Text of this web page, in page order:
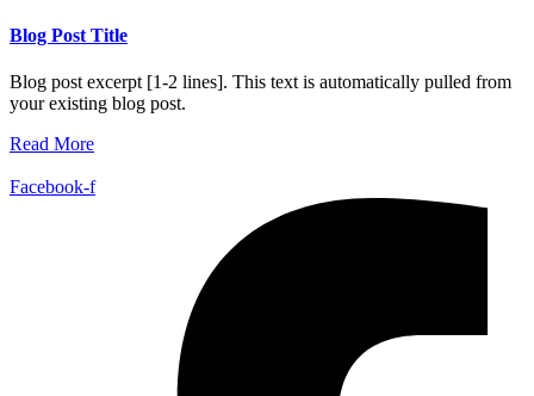
Blog Post Title
Blog post excerpt [1-2 lines]. This text is automatically pulled from
your existing blog post.
Read More
Facebook-f